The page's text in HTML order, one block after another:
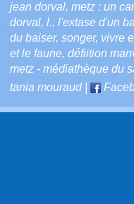
jean dorval, metz : un
dorval, l., l'extase d'un
du baiser, songer, vivre
et le faune, défiition
metz - médiathèque du
tania mouraud|